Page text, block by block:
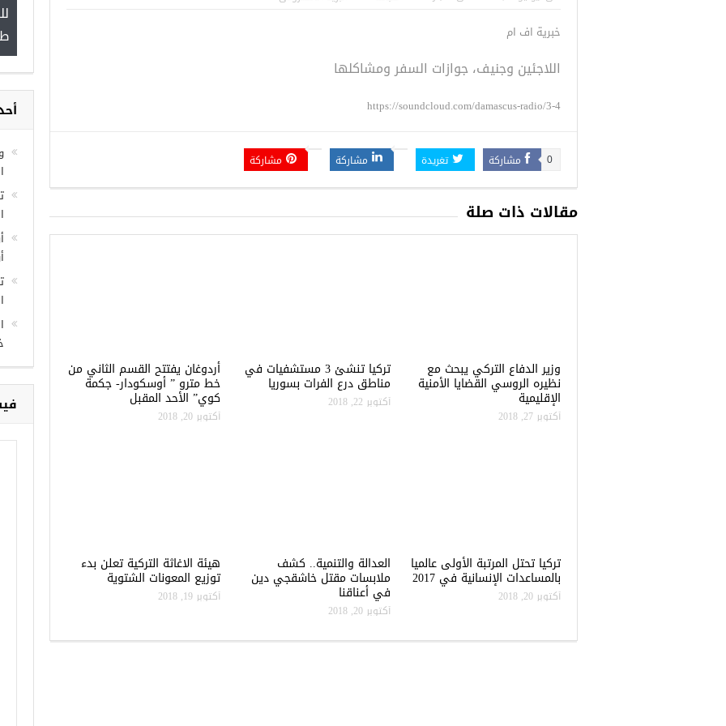
خبرية اف ام
اللاجئين وجنيف، جوازات السفر ومشاكلها
https://soundcloud.com/damascus-radio/3-4
مشاركة 0 تغريدة مشاركة مشاركة
مقالات ذات صلة
وزير الدفاع التركي يبحث مع
نظيره الروسي القضايا الأمنية
الإقليمية
أكتوبر 27, 2018
تركيا تنشئ 3 مستشفيات في
مناطق درع الفرات بسوريا
أكتوبر 22, 2018
أردوغان يفتتح القسم الثاني من
خط مترو ” أوسكودار- جكمة
كوي” الأحد المقبل
أكتوبر 20, 2018
تركيا تحتل المرتبة الأولى عالميا
بالمساعدات الإنسانية في 2017
أكتوبر 20, 2018
العدالة والتنمية.. كشف
ملابسات مقتل خاشقجي دين
في أعناقنا
أكتوبر 20, 2018
هيئة الاغاثة التركية تعلن بدء
توزيع المعونات الشتوية
أكتوبر 19, 2018
للاجئين السوريين.. تعرف عليها